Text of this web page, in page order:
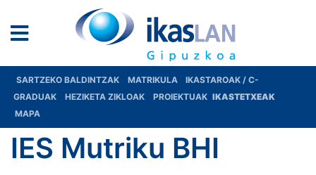
SARTZEKO BALDINTZAK MATRIKULA
IKASTAROAK / C-
GRADUAK
HEZIKETA ZIKLOAK PROIEKTUAK IKASTETXEAK
MAPA
IES Mutriku BHI